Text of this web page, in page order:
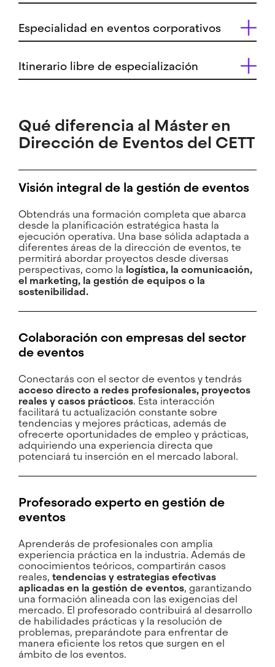
Especialidad en eventos corporativos
Itinerario libre de especialización
Qué diferencia al Máster en
Dirección de Eventos del CETT
Visión integral de la gestión de eventos
Obtendrás una formación completa que abarca
desde la planificación estratégica hasta la
ejecución operativa. Una base sólida adaptada a
diferentes áreas de la dirección de eventos, te
permitirá abordar proyectos desde diversas
perspectivas, como la logística, la comunicación,
el marketing, la gestión de equipos o la
sostenibilidad.
Colaboración con empresas del sector
de eventos
Conectarás con el sector de eventos y tendrás
acceso directo a redes profesionales, proyectos
reales y casos prácticos. Esta interacción
facilitará tu actualización constante sobre
tendencias y mejores prácticas, además de
ofrecerte oportunidades de empleo y prácticas,
adquiriendo una experiencia directa que
potenciará tu inserción en el mercado laboral.
Profesorado experto en gestión de
eventos
Aprenderás de profesionales con amplia
experiencia práctica en la industria. Además de
conocimientos teóricos, compartirán casos
reales, tendencias y estrategias efectivas
aplicadas en la gestión de eventos, garantizando
una formación alineada con las exigencias del
mercado. El profesorado contribuirá al desarrollo
de habilidades prácticas y la resolución de
problemas, preparándote para enfrentar de
manera eficiente los retos que surgen en el
ámbito de los eventos.